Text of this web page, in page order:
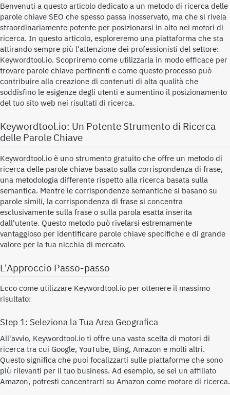
Benvenuti a questo articolo dedicato a un metodo di ricerca delle
parole chiave SEO che spesso passa inosservato, ma che si rivela
straordinariamente potente per posizionarsi in alto nei motori di
ricerca. In questo articolo, esploreremo una piattaforma che sta
attirando sempre più l'attenzione dei professionisti del settore:
Keywordtool.io. Scopriremo come utilizzarla in modo efficace per
trovare parole chiave pertinenti e come questo processo può
contribuire alla creazione di contenuti di alta qualità che
soddisfino le esigenze degli utenti e aumentino il posizionamento
del tuo sito web nei risultati di ricerca.
Keywordtool.io: Un Potente Strumento di Ricerca
delle Parole Chiave
Keywordtool.io è uno strumento gratuito che offre un metodo di
ricerca delle parole chiave basato sulla corrispondenza di frase,
una metodologia differente rispetto alla ricerca basata sulla
semantica. Mentre le corrispondenze semantiche si basano su
parole simili, la corrispondenza di frase si concentra
esclusivamente sulla frase o sulla parola esatta inserita
dall'utente. Questo metodo può rivelarsi estremamente
vantaggioso per identificare parole chiave specifiche e di grande
valore per la tua nicchia di mercato.
L'Approccio Passo-passo
Ecco come utilizzare Keywordtool.io per ottenere il massimo
risultato:
Step 1: Seleziona la Tua Area Geografica
All'avvio, Keywordtool.io ti offre una vasta scelta di motori di
ricerca tra cui Google, YouTube, Bing, Amazon e molti altri.
Questo significa che puoi focalizzarti sulle piattaforme che sono
più rilevanti per il tuo business. Ad esempio, se sei un affiliato
Amazon, potresti concentrarti su Amazon come motore di ricerca.